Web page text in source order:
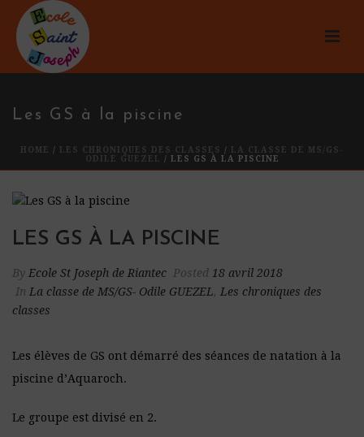
Les GS à la piscine
HOME / LES CHRONIQUES DES CLASSES /
LA CLASSE DE MS/GS-
ODILE GUEZEL
/ LES GS À LA PISCINE
LES GS À LA PISCINE
By Ecole St Joseph de Riantec Posted 18 avril 2018
In La classe de MS/GS- Odile GUEZEL, Les chroniques des
classes
Les élèves de GS ont démarré des séances de natation à la
piscine d’Aquaroch.
Le groupe est divisé en 2.